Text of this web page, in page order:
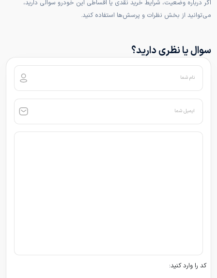
اگر درباره وضعیت، شرایط خرید نقدی یا اقساطی این خودرو سوالی دارید،
می‌توانید از بخش نظرات و پرسش‌ها استفاده کنید.
سوال یا نظری دارید؟
نام شما
ایمیل شما
کد را وارد کنید: